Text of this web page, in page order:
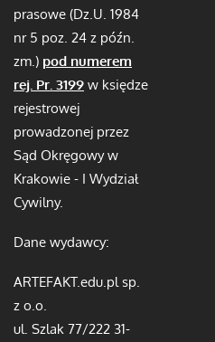
prasowe (Dz.U. 1984
nr 5 poz. 24 z późn.
zm.) pod numerem
rej. Pr. 3199 w księdze
rejestrowej
prowadzonej przez
Sąd Okręgowy w
Krakowie - I Wydział
Cywilny.
Dane wydawcy:
ARTEFAKT.edu.pl sp.
z o.o.
ul. Szlak 77/222 31-